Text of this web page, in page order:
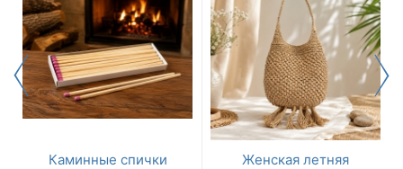
Каминные спички
Женская летняя